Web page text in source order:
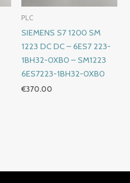
PLC
SIEMENS S7 1200 SM
1223 DC DC – 6ES7 223-
1BH32-0XB0 – SM1223
6ES7223-1BH32-0XB0
€370.00